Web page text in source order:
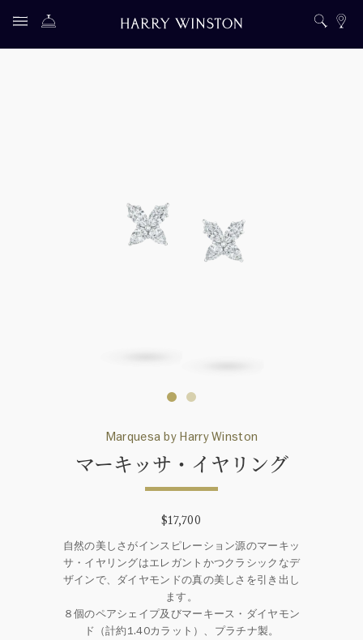
Marquesa by Harry Winston
マーキッサ・イヤリング
$17,700
自然の美しさがインスピレーション源のマーキッ
サ・イヤリングはエレガントかつクラシックなデ
ザインで、ダイヤモンドの真の美しさを引き出し
ます。
８個のペアシェイプ及びマーキース・ダイヤモン
ド（計約1.40カラット）、プラチナ製。